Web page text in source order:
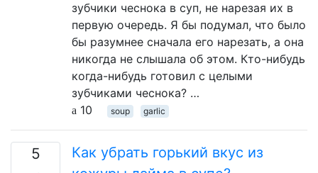
зубчики чеснока в суп, не нарезая их в
первую очередь. Я бы подумал, что было
бы разумнее сначала его нарезать, а она
никогда не слышала об этом. Кто-нибудь
когда-нибудь готовил с целыми
зубчиками чеснока? …
10
soup garlic
5
Как убрать горький вкус из